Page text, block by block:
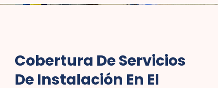
Cobertura De Servicios
De Instalación En El